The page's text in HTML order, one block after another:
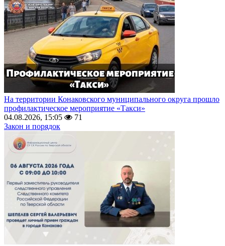
На территории Конаковского муниципального округа прошло
профилактическое мероприятие «Такси»
04.08.2026, 15:05
71
Закон и порядок